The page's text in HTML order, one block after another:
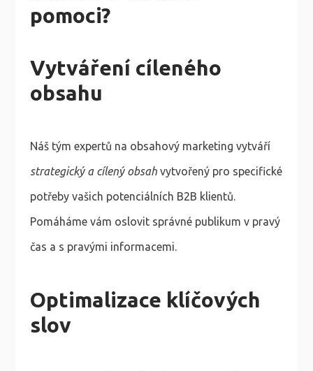
pomoci?
Vytváření cíleného
obsahu
Náš tým expertů na obsahový marketing vytváří
strategický a cílený obsahvytvořený pro specifické
potřeby vašich potenciálních B2B klientů.
Pomáháme vám oslovit správné publikum v pravý
čas a s pravými informacemi.
Optimalizace klíčových
slov